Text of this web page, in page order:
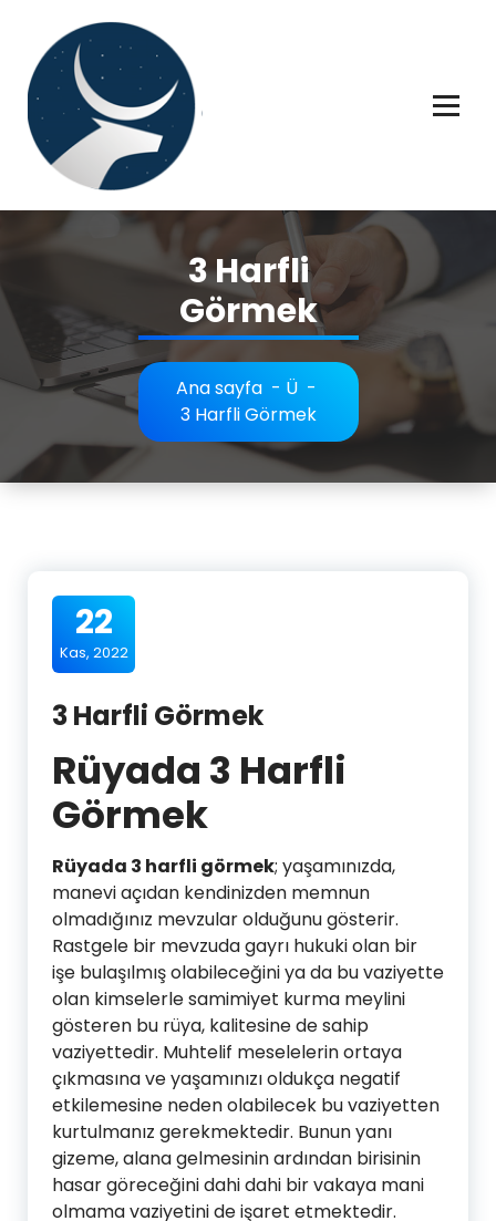
3 Harfli
Görmek
Ana sayfa- Ü-
3 Harfli Görmek
22
Kas, 2022
3 Harfli Görmek
Rüyada 3 Harfli
Görmek
Rüyada 3 harfli görmek; yaşamınızda,
manevi açıdan kendinizden memnun
olmadığınız mevzular olduğunu gösterir.
Rastgele bir mevzuda gayrı hukuki olan bir
işe bulaşılmış olabileceğini ya da bu vaziyette
olan kimselerle samimiyet kurma meylini
gösteren bu rüya, kalitesine de sahip
vaziyettedir. Muhtelif meselelerin ortaya
çıkmasına ve yaşamınızı oldukça negatif
etkilemesine neden olabilecek bu vaziyetten
kurtulmanız gerekmektedir. Bunun yanı
gizeme, alana gelmesinin ardından birisinin
hasar göreceğini dahi dahi bir vakaya mani
olmama vaziyetini de işaret etmektedir.